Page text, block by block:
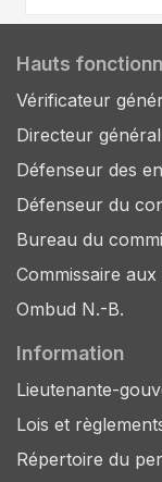
Hauts
Vérificateur
Directeur
Défenseur des
Défenseur du
Bureau du
Commissaire
Ombud N.-B.
Information
Lieutenante-
Lois et
Répertoire du